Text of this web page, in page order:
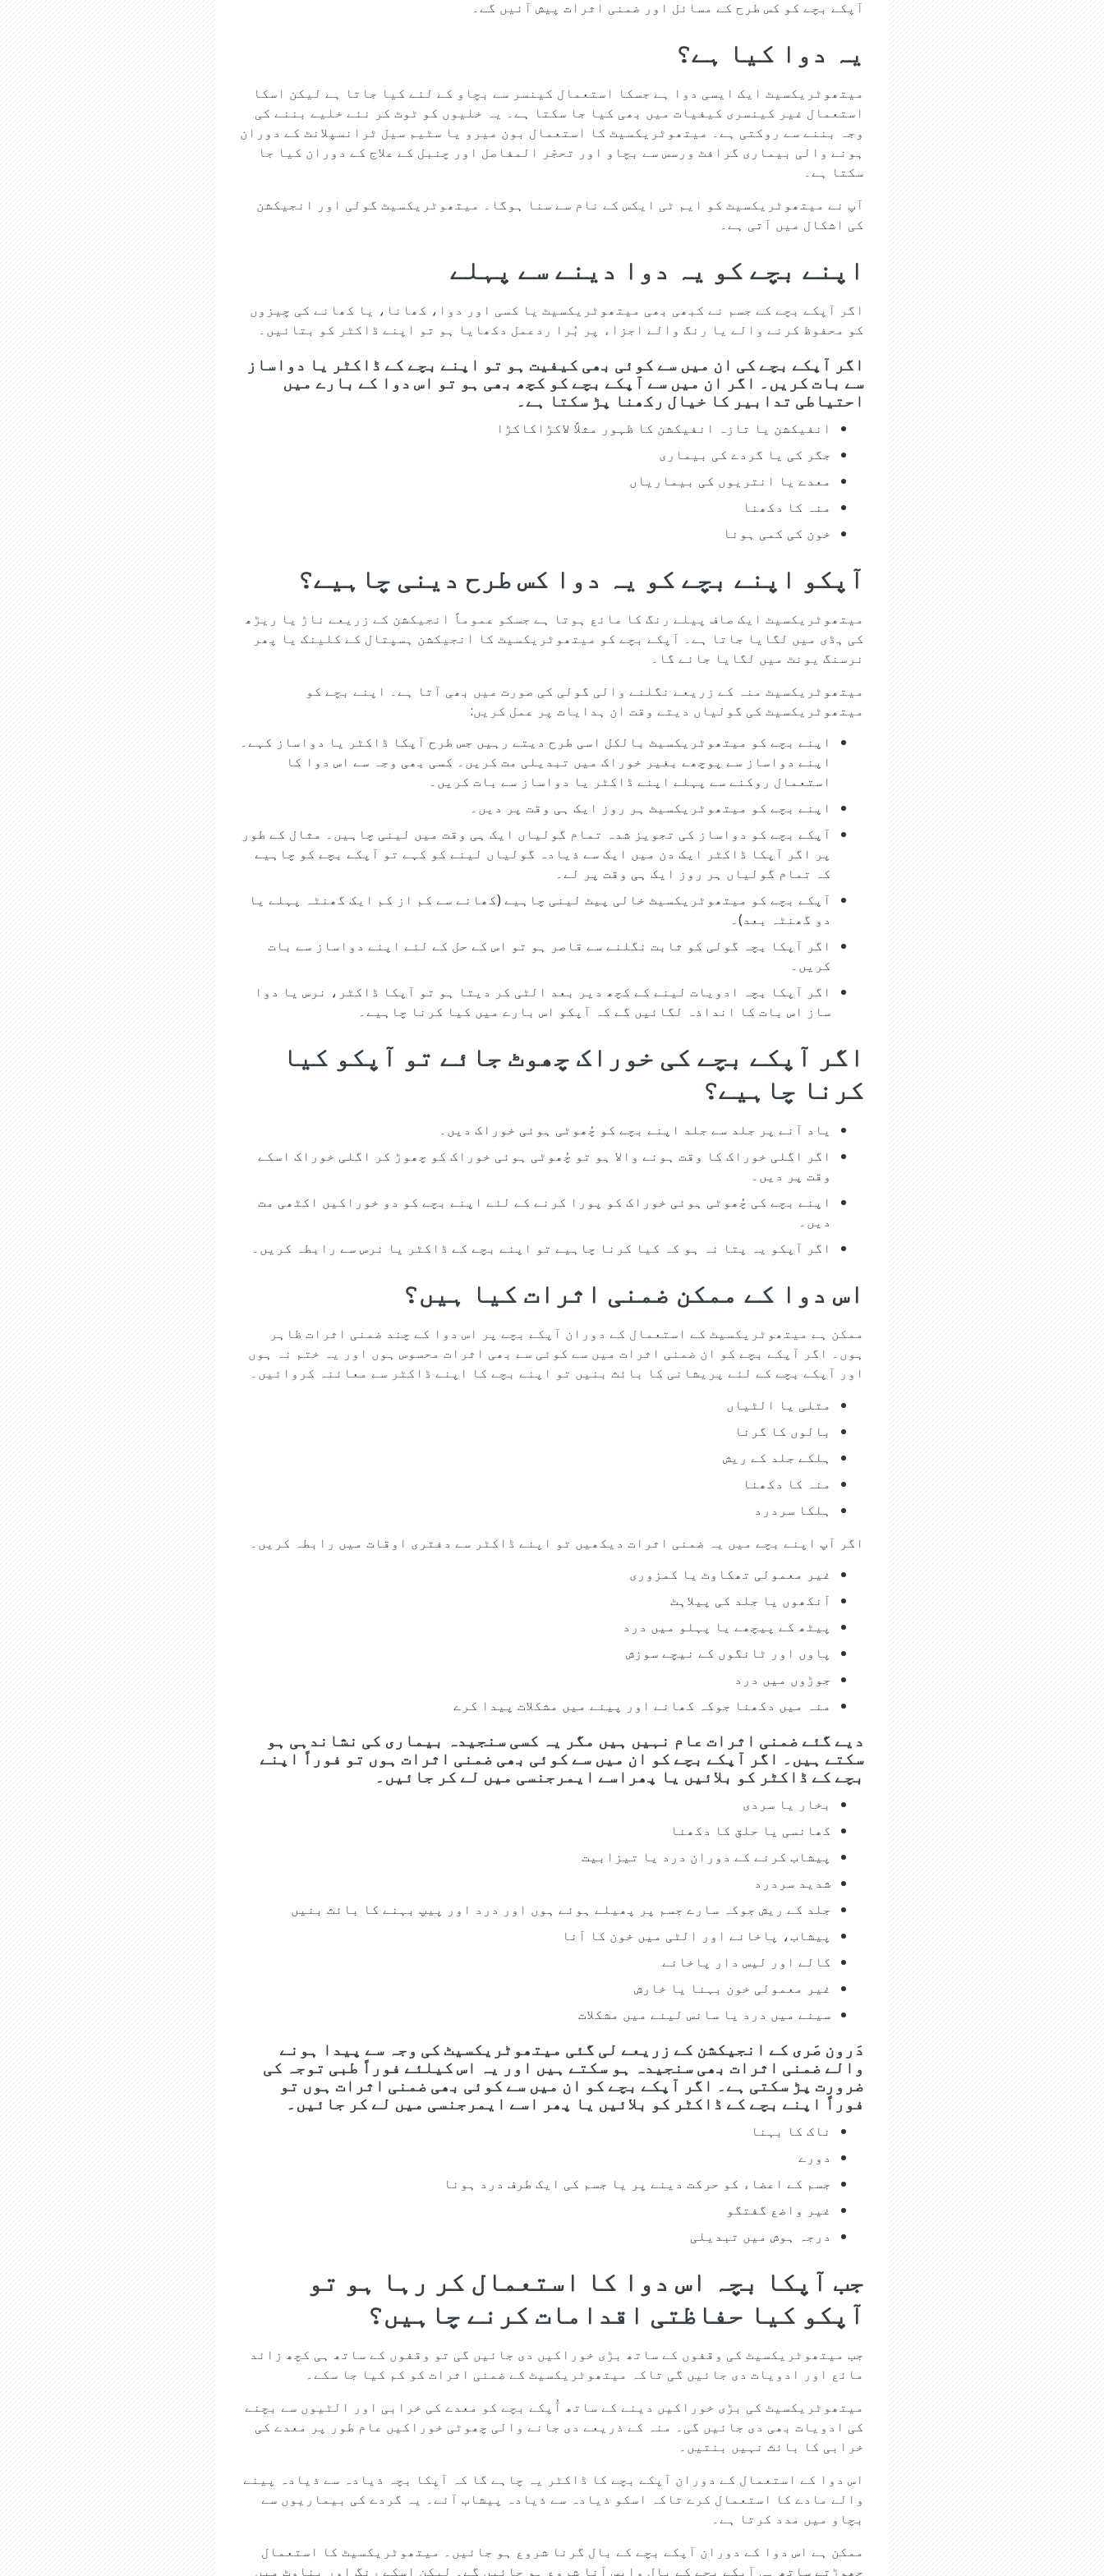
آپکے بچے کو کس طرح کے مسائل اور ضمنی اثرات پیش آئیں گے۔
یہ دوا کیا ہے؟
میتھوٹریکسیٹ ایک ایسی دوا ہے جسکا استعمال کینسر سے بچاو کے لئے کیا جاتا ہے لیکن اسکا
استعمال غیر کینسری کیفیات میں بھی کیا جا سکتا ہے۔ یہ خلیوں کو ٹوٹ کر نئے خلیے بننے کی
وجہ بننے سے روکتی ہے۔ میتھوٹریکسیٹ کا استعمال بون میرو یا سٹیم سیل ٹرانسپلانٹ کے دوران
ہونے والی بیماری گرافٹ ورسس سے بچاو اور تحجّر المفاصل اور چنبل کے علاج کے دوران کیا جا
سکتا ہے۔
آپ نے میتھوٹریکسیٹ کو ایم ٹی ایکس کے نام سے سنا ہوگا۔ میتھوٹریکسیٹ گولی اور انجیکشن
کی اشکال میں آتی ہے۔
اپنے بچے کو یہ دوا دینے سے پہلے
اگر آپکے بچے کے جسم نے کبھی بھی میتھوٹریکسیٹ یا کسی اور دوا، کھانا، یا کھانے کی چیزوں
کو محفوظ کرنے والے یا رنگ والے اجزاء پر بُرا ردعمل دکھایا ہو تو اپنے ڈاکٹر کو بتائیں۔
اگر آپکے بچے کی ان میں سے کوئی بھی کیفیت ہو تو اپنے بچے کے ڈاکٹر یا دواساز
سے بات کریں۔ اگر ان میں سے آپکے بچے کو کچھ بھی ہو تو اس دوا کے بارے میں
احتیاطی تدابیر کا خیال رکھنا پڑ سکتا ہے۔
انفیکشن یا تازہ انفیکشن کا ظہور مثلاً لاکڑاکاکڑا
جگر کی یا گردے کی بیماری
معدے یا انتریوں کی بیماریاں
منہ کا دکھنا
خون کی کمی ہونا
آپکو اپنے بچے کو یہ دوا کس طرح دینی چاہیے؟
میتھوٹریکسیٹ ایک صاف پیلے رنگ کا مائع ہوتا ہے جسکو عموماً انجیکشن کے زریعے ناڑ یا ریڑھ
کی ہڈی میں لگایا جاتا ہے۔ آپکے بچے کو میتھوٹریکسیٹ کا انجیکشن ہسپتال کے کلینک یا پھر
نرسنگ یونٹ میں لگایا جائے گا۔
میتھوٹریکسیٹ منہ کے زریعے نگلنے والی گولی کی صورت میں بھی آتا ہے۔ اپنے بچے کو
میتھوٹریکسیٹ کی گولیاں دیتے وقت ان ہدایات پر عمل کریں:
اپنے بچے کو میتھوٹریکسیٹ بالکل اسی طرح دیتے رہیں جس طرح آپکا ڈاکٹر یا دواساز کہے۔
اپنے دواساز سے پوچھے بغیر خوراک میں تبدیلی مت کریں۔ کسی بھی وجہ سے اس دوا کا
استعمال روکنے سے پہلے اپنے ڈاکٹر یا دواساز سے بات کریں۔
اپنے بچے کو میتھوٹریکسیٹ ہر روز ایک ہی وقت پر دیں۔
آپکے بچے کو دواساز کی تجویز شدہ تمام گولیاں ایک ہی وقت میں لینی چاہیں۔ مثال کے طور
پر اگر آپکا ڈاکٹر ایک دن میں ایک سے ذیادہ گولیاں لینے کو کہے تو آپکے بچے کو چاہیے
کہ تمام گولیاں ہر روز ایک ہی وقت پر لے۔
آپکے بچے کو میتھوٹریکسیٹ خالی پیٹ لینی چاہیے (کھانے سے کم از کم ایک گھنٹہ پہلے یا
دو گھنٹہ بعد)۔
اگر آپکا بچہ گولی کو ثابت نگلنے سے قاصر ہو تو اس کے حل کے لئے اپنے دواساز سے بات
کریں۔
اگر آپکا بچہ ادویات لینے کے کچھ دیر بعد الٹی کر دیتا ہو تو آپکا ڈاکٹر، نرس یا دوا
ساز اس بات کا انداذہ لگائیں گے کہ آپکو اس بارے میں کیا کرنا چاہیے۔
اگر آپکے بچے کی خوراک چھوٹ جائے تو آپکو کیا
کرنا چاہیے؟
یاد آنے پر جلد سے جلد اپنے بچے کو چُھوٹی ہوئی خوراک دیں۔
اگر اگلی خوراک کا وقت ہونے والا ہو تو چُھوٹی ہوئی خوراک کو چھوڑ کر اگلی خوراک اسکے
وقت پر دیں۔
اپنے بچے کی چُھوٹی ہوئی خوراک کو پورا کرنے کے لئے اپنے بچے کو دو خوراکیں اکٹھی مت
دیں۔
اگر آپکو یہ پتا نہ ہو کہ کیا کرنا چاہیے تو اپنے بچے کے ڈاکٹر یا نرس سے رابطہ کریں۔
اس دوا کے ممکن ضمنی اثرات کیا ہیں؟
ممکن ہے میتھوٹریکسیٹ کے استعمال کے دوران آپکے بچے پر اس دوا کے چند ضمنی اثرات ظاہر
ہوں۔ اگر آپکے بچے کو ان ضمنی اثرات میں سے کوئی سے بھی اثرات محسوس ہوں اور یہ ختم نہ ہوں
اور آپکے بچے کے لئے پریشانی کا بائث بنیں تو اپنے بچے کا اپنے ڈاکٹر سے معائنہ کروائیں۔
متلی یا الٹیاں
بالوں کا گرنا
ہلکے جلد کے ریش
منہ کا دکھنا
ہلکا سردرد
اگر آپ اپنے بچے میں یہ ضمنی اثرات دیکھیں تو اپنے ڈاکٹر سے دفتری اوقات میں رابطہ کریں۔
غیر معمولی تھکاوٹ یا کمزوری
آنکھوں یا جلد کی پیلاہٹ
پیٹھ کے پیچھے یا پہلو میں درد
پاوں اور ٹانگوں کے نیچے سوزش
جوڑوں میں درد
منہ میں دکھنا جوکہ کھانے اور پینے میں مشکلات پیدا کرے
دیے گئے ضمنی اثرات عام نہیں ہیں مگر یہ کسی سنجیدہ بیماری کی نشاندہی ہو
سکتے ہیں۔ اگر آپکے بچے کو ان میں سے کوئی بھی ضمنی اثرات ہوں تو فوراً اپنے
بچے کے ڈاکٹر کو بلائیں یا پھراسے ایمرجنسی میں لے کر جائیں۔
بخار یا سردی
کھانسی یا حلق کا دکھنا
پیشاب کرنے کے دوران درد یا تیزابیت
شدید سردرد
جلد کے ریش جوکہ سارے جسم پر پھیلے ہوئے ہوں اور درد اور پیپ بہنے کا بائث بنیں
پیشاب، پاخانے اور الٹی میں خون کا آنا
کالے اور لیس دار پاخانے
غیر معمولی خون بہنا یا خارش
سینے میں درد یا سانس لینے میں مشکلات
دَرون صَری کے انجیکشن کے زریعے لی گئی میتھوٹریکسیٹ کی وجہ سے پیدا ہونے
والے ضمنی اثرات بھی سنجیدہ ہو سکتے ہیں اور یہ اس کیلئے فوراً طبی توجہ کی
ضرورت پڑ سکتی ہے۔ اگر آپکے بچے کو ان میں سے کوئی بھی ضمنی اثرات ہوں تو
فوراً اپنے بچے کے ڈاکٹر کو بلائیں یا پھر اسے ایمرجنسی میں لے کر جائیں۔
ناک کا بہنا
دورے
جسم کے اعضاء کو حرکت دینے پر یا جسم کی ایک طرف درد ہونا
غیر واضع گفتگو
درجہ ہوش میں تبدیلی
جب آپکا بچہ اس دوا کا استعمال کر رہا ہو تو
آپکو کیا حفاظتی اقدامات کرنے چاہیں؟
جب میتھوٹریکسیٹ کی وقفوں کے ساتھ بڑی خوراکیں دی جائیں گی تو وقفوں کے ساتھ ہی کچھ زائد
مائع اور ادویات دی جائیں گی تاکہ میتھوٹریکسیٹ کے ضمنی اثرات کو کم کیا جا سکے۔
میتھوٹریکسیٹ کی بڑی خوراکیں دینے کے ساتھ آُپکے بچے کو معدے کی خرابی اور الٹیوں سے بچنے
کی ادویات بھی دی جائیں گی۔ منہ کے ذریعے دی جانے والی چھوٹی خوراکیں عام طور پر معدے کی
خرابی کا بائث نہیں بنتیں۔
اس دوا کے استعمال کے دوران آپکے بچے کا ڈاکٹر یہ چاہے گا کہ آپکا بچہ ذیادہ سے ذیادہ پینے
والے مادے کا استعمال کرے تاکہ اسکو ذیادہ سے ذیادہ پیشاب آئے۔ یہ گردے کی بیماریوں سے
بچاو میں مدد کرتا ہے۔
ممکن ہے اس دوا کے دوران آپکے بچے کے بال گرنا شروع ہو جائیں۔ میتھوٹریکسیٹ کا استعمال
چھوڑتے ساتھ ہی آپکے بچے کے بال واپس آنا شروع ہو جائیں گے۔ لیکن اسکے رنگ اور بناوٹ میں